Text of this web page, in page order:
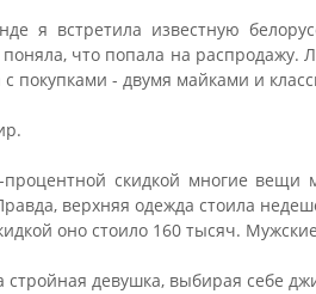
я встретила известную
поняла, что попала на
покупками - двумя майками и
процентной скидкой многие
верхняя одежда стоила
оно стоило 160 тысяч.
стройная девушка, выбирая себе